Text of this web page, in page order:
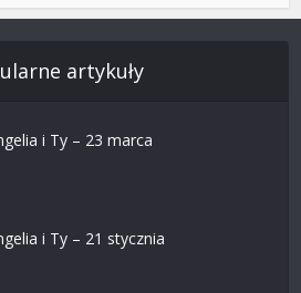
artykuły
i Ty – 23 marca
i Ty – 21 stycznia